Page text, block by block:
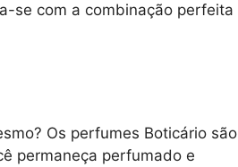
se com a combinação perfeita
Os perfumes Boticário são
permaneça perfumado e